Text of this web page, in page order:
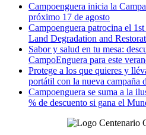
Campoenguera inicia la
próximo 17 de agosto
Campoenguera patrocina el
Land Degradation and
Sabor y salud en tu mesa:
CampoEnguera para este
Protege a los que quieres y
portátil con la nueva campaña
Campoenguera se suma a la
% de descuento si gana el